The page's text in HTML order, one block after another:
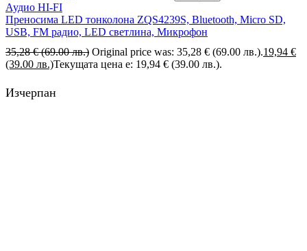
Аудио HI-FI
Преносима LED тонколона ZQS4239S, Bluetooth, Micro SD,
USB, FM радио, LED светлина, Микрофон
35,28€ (69.00 лв.) Original price was: 35,28 € (69.00 лв.).19,94 €
(39.00 лв.)Текущата цена е: 19,94 € (39.00 лв.).
Изчерпан